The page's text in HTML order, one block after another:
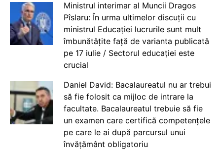
Ministrul interimar al Muncii Dragos
Pîslaru: În urma ultimelor discuții cu
ministrul Educației lucrurile sunt mult
îmbunătățite față de varianta publicată
pe 17 iulie / Sectorul educației este
crucial
Daniel David: Bacalaureatul nu ar trebui
să fie folosit ca mijloc de intrare la
facultate. Bacalaureatul trebuie să fie
un examen care certifică competențele
pe care le ai după parcursul unui
învățământ obligatoriu